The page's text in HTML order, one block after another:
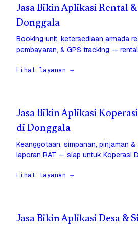
Jasa Bikin Aplikasi Rental
Donggala
Booking unit, ketersediaan armada
pembayaran, & GPS tracking —
Lihat layanan →
Jasa Bikin Aplikasi
di Donggala
Keanggotaan, simpanan, pinjaman &
laporan RAT — siap untuk Koperasi
Lihat layanan →
Jasa Bikin Aplikasi Desa &